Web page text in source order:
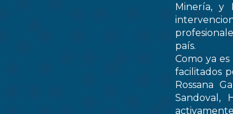
Minería, y
país.
Como ya
facilitados
Rossana
Sandoval,